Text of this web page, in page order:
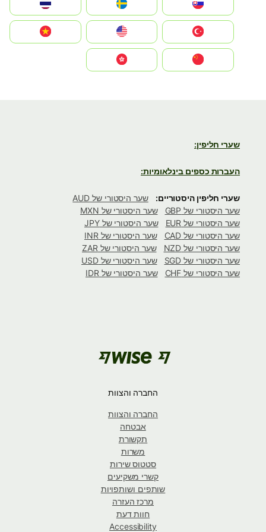
Slovensko
United States
Vietnam
שערי חליפין:
העברות כספים בינלאומיות:
שערי חליפין היסטוריים:
שער היסטורי של AUD
שער היסטורי של GBP
שער היסטורי של MXN
שער היסטורי של EUR
שער היסטורי של JPY
שער היסטורי של CAD
שער היסטורי של INR
שער היסטורי של NZD
שער היסטורי של ZAR
שער היסטורי של SGD
שער היסטורי של USD
שער היסטורי של CHF
שער היסטורי של IDR
החברה והצוות
החברה והצוות
אבטחה
תקשורת
משרות
סטטוס שירות
קשרי משקיעים
שותפים ושותפויות
מרכז העזרה
חוות דעת
Accessibility